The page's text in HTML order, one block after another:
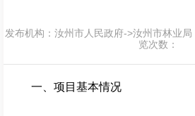
发布机构：汝州市人民政府->汝州市林业局
览次数：
一、项目基本情况